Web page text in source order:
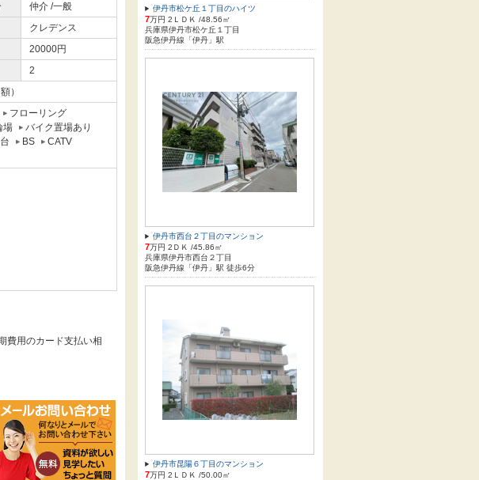
仲介 /一般
クレデンス
20000円
2
）
フローリング
場
バイク置場あり
BS
CATV
費用のカード支払い相
伊丹市松ケ丘１丁目のハイツ
7万円 2ＬＤＫ /48.56㎡
兵庫県伊丹市松ケ丘１丁目
阪急伊丹線「伊丹」駅
伊丹市西台２丁目のマンション
7万円 2ＤＫ /45.86㎡
兵庫県伊丹市西台２丁目
阪急伊丹線「伊丹」駅 徒歩6分
伊丹市昆陽６丁目のマンション
7万円 2ＬＤＫ /50.00㎡